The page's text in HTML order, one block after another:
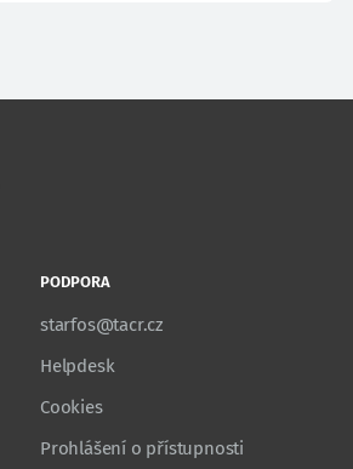
PODPORA
starfos@tacr.cz
Helpdesk
Cookies
Prohlášení o přístupnosti